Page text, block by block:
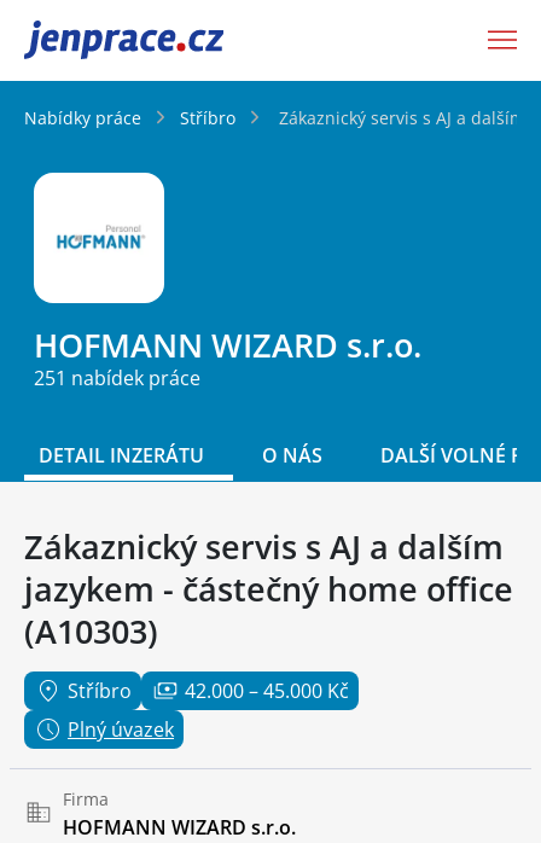
JenPráce.cz
Nabídky práce Stříbro Zákaznický servis s AJ a dalším
HOFMANN WIZARD s.r.o.
251 nabídek práce
DETAIL INZERÁTU O NÁS DALŠÍ VOLNÉ
Zákaznický servis s AJ a dalším
jazykem - částečný home office
(A10303)
Stříbro
42.000 – 45.000 Kč
Plný úvazek
Firma
HOFMANN WIZARD s.r.o.